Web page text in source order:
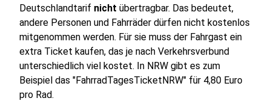
Deutschlandtarif nicht übertragbar. Das bedeutet,
andere Personen und Fahrräder dürfen nicht kostenlos
mitgenommen werden. Für sie muss der Fahrgast ein
extra Ticket kaufen, das je nach Verkehrsverbund
unterschiedlich viel kostet. In NRW gibt es zum
Beispiel das "FahrradTagesTicketNRW" für 4,80 Euro
pro Rad.